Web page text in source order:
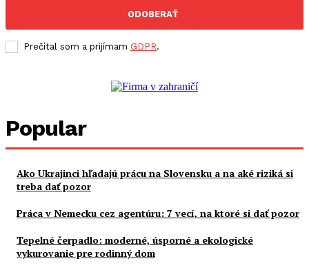
ODOBERAŤ
Prečítal som a prijímam GDPR.
Popular
Ako Ukrajinci hľadajú prácu na Slovensku a na aké riziká si
treba dať pozor
Práca v Nemecku cez agentúru: 7 vecí, na ktoré si dať pozor
Tepelné čerpadlo: moderné, úsporné a ekologické
vykurovanie pre rodinný dom